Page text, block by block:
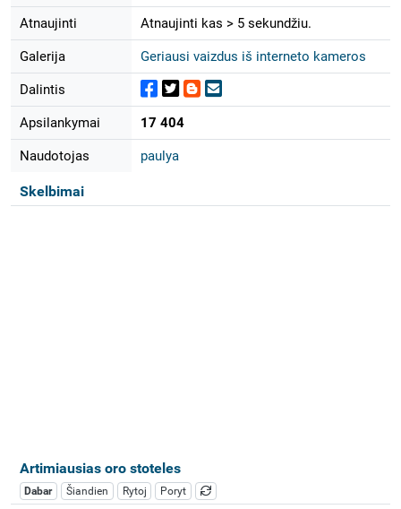
Atnaujinti Atnaujinti kas > 5 sekundžiu.
Galerija Geriausi vaizdus iš interneto kameros
Dalintis
Apsilankymai 17 404
Naudotojas paulya
Skelbimai
Artimiausias oro stoteles
Dabar Šiandien Rytoj Poryt